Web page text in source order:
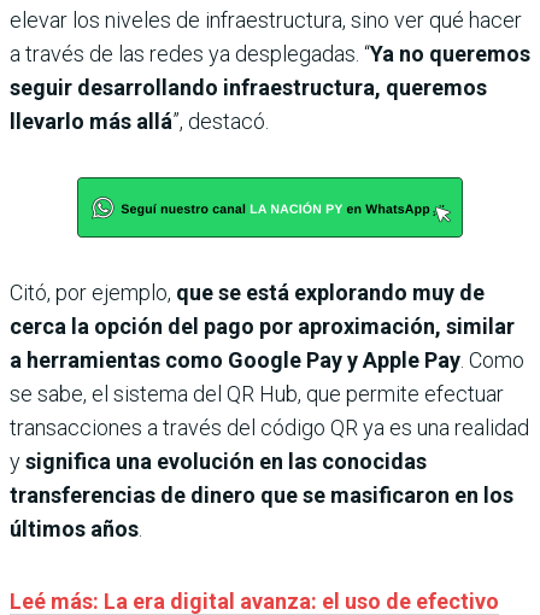
elevar los niveles de infraestructura, sino ver qué hacer
a través de las redes ya desplegadas. “Ya no queremos
seguir desarrollando infraestructura, queremos
llevarlo más allá”, destacó.
Citó, por ejemplo, que se está explorando muy de
cerca la opción del pago por aproximación, similar
a herramientas como Google Pay y Apple Pay . Como
se sabe, el sistema del QR Hub, que permite efectuar
transacciones a través del código QR ya es una realidad
ysignifica una evolución en las conocidas
transferencias de dinero que se masificaron en los
últimos años
Leé más: La era digital avanza: el uso de efectivo